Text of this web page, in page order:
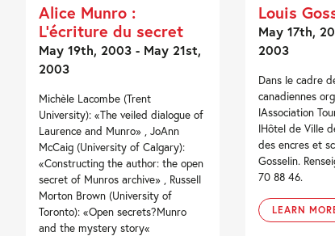
Alice Munro :
L’écriture du secret
May 19th, 2003 - May 21st,
2003
Michèle Lacombe (Trent
University): «The veiled dialogue of
Laurence and Munro» , JoAnn
McCaig (University of Calgary):
«Constructing the author: the open
secret of Munros archive» , Russell
Morton Brown (University of
Toronto): «Open secrets?Munro
and the mystery story«
Louis
May 17th,
2003
Dans le cadre
canadiennes
lAssociation
lHôtel de Ville
des encres et
Gosselin.
70 88 46.
LEARN